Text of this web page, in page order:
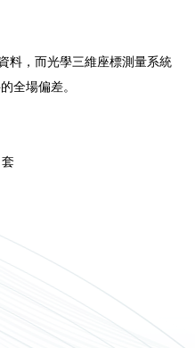
料，而光學三維座標測量系統
全場偏差。